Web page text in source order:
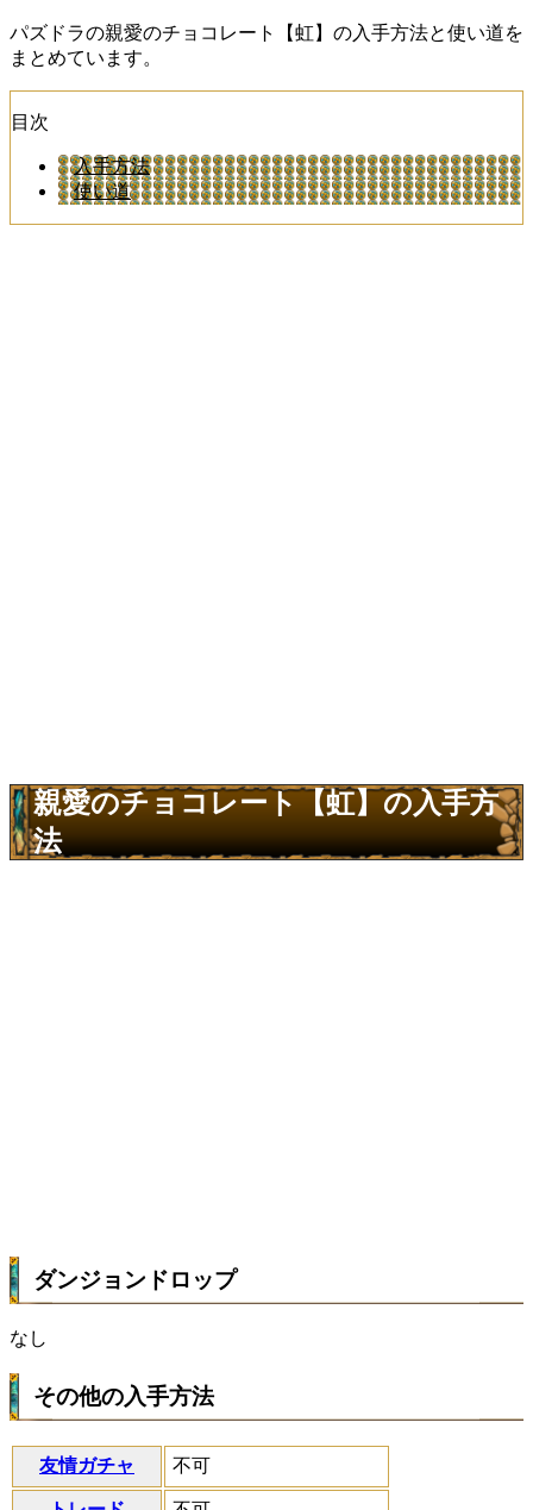
パズドラの親愛のチョコレート【虹】の入手方法と使い道を
まとめています。
目次
入手方法
使い道
親愛のチョコレート【虹】の入手方
法
ダンジョンドロップ
なし
その他の入手方法
友情ガチャ 不可